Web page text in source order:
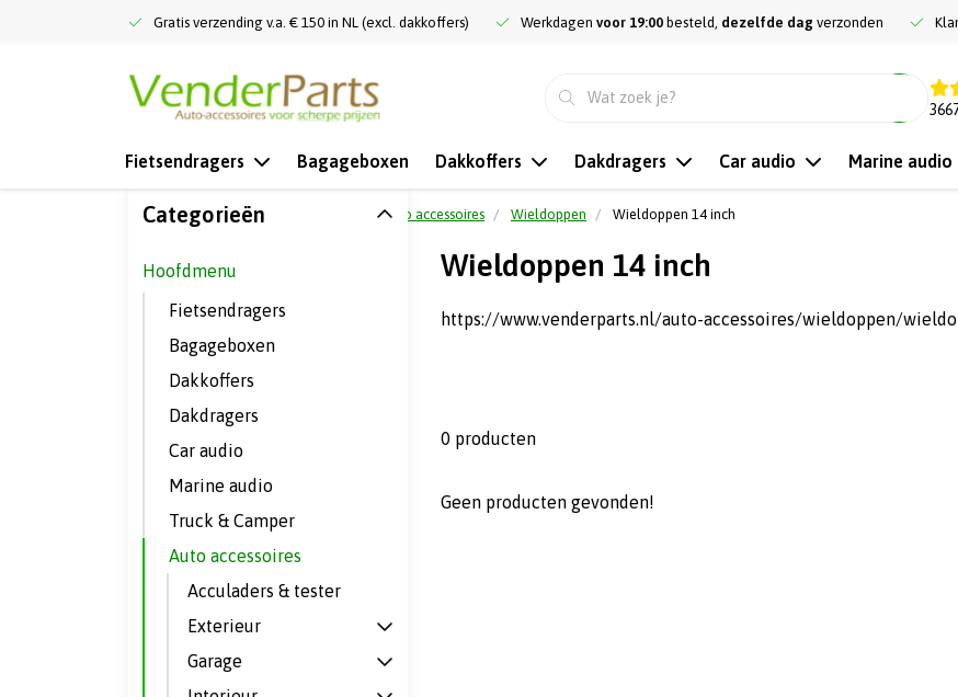
Gratis verzending v.a. € 150 in NL (excl. dakkoffers) Werkdagen voor 19:00 besteld, dezelfde dag verzonden
Fietsendragers Bagageboxen Dakkoffers Dakdragers Car audio Marine audio
Terug naar home Auto accessoires Wieldoppen Wieldoppen 14 inch
Wieldoppen 14 inch
https://www.venderparts.nl/auto-accessoires/wieldoppen/
0 producten
Geen producten gevonden!
Categorieën
Hoofdmenu
Fietsendragers
Bagageboxen
Dakkoffers
Dakdragers
Car audio
Marine audio
Truck & Camper
Auto accessoires
Acculaders & tester
Exterieur
Garage